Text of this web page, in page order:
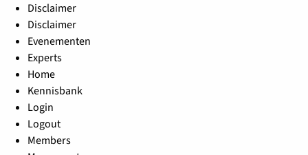
Disclaimer
Disclaimer
Evenementen
Experts
Home
Kennisbank
Login
Logout
Members